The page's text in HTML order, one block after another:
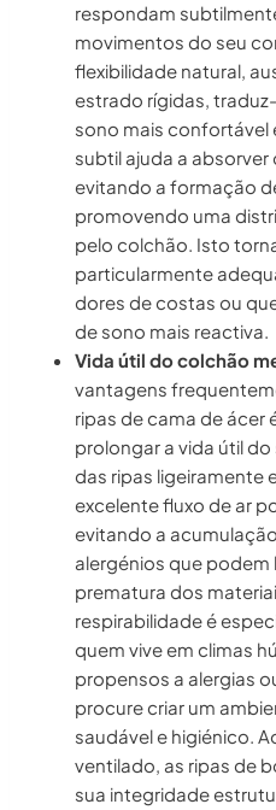
respondam
movimentos do seu
flexibilidade natural,
estrado rígidas,
sono mais confortável
subtil ajuda a
evitando a formação
promovendo uma
pelo colchão. Isto
particularmente
dores de costas ou
de sono mais reactiva.
Vida útil do colchão
vantagens
ripas de cama de ácer
prolongar a vida útil
das ripas ligeiramente
excelente fluxo de ar
evitando a
alergénios que podem
prematura dos
respirabilidade é
quem vive em climas
propensos a alergias
procure criar um
saudável e higiénico.
ventilado, as ripas de
sua integridade